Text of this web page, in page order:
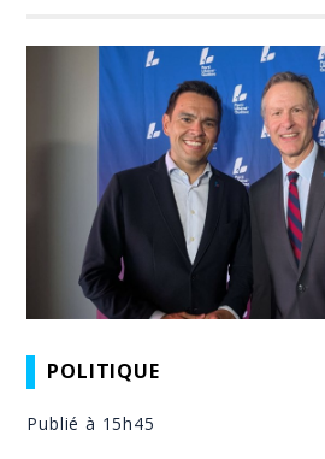
POLITIQUE
Publié à 15h45